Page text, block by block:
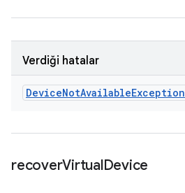
Verdiği hatalar
DeviceNotAvailableException
recoverVirtualDevice